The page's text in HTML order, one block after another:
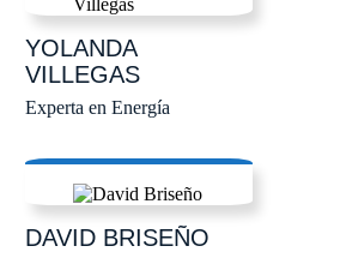
YOLANDA
VILLEGAS
Experta en Energía
DAVIDBRISEÑO